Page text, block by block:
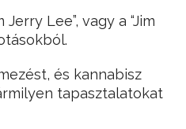
Lee”, vagy a “Jim
és kannabisz
tapasztalatokat